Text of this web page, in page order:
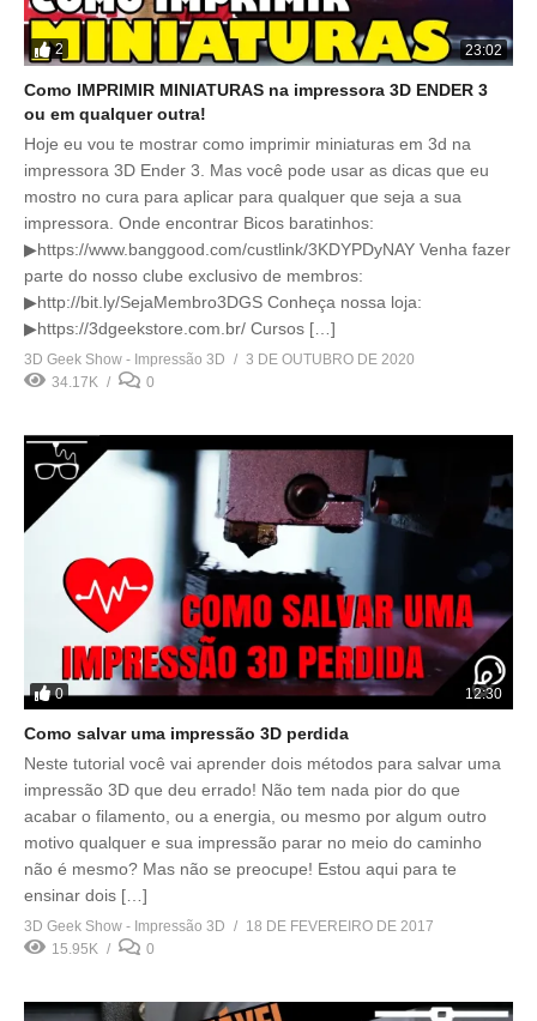
2 23:02
Como IMPRIMIR MINIATURAS na impressora 3D ENDER 3
ou em qualquer outra!
Hoje eu vou te mostrar como imprimir miniaturas em 3d na
impressora 3D Ender 3. Mas você pode usar as dicas que eu
mostro no cura para aplicar para qualquer que seja a sua
impressora. Onde encontrar Bicos baratinhos:
▶https://www.banggood.com/custlink/3KDYPDyNAY Venha fazer
parte do nosso clube exclusivo de membros:
▶http://bit.ly/SejaMembro3DGS Conheça nossa loja:
▶https://3dgeekstore.com.br/ Cursos […]
3D Geek Show - Impressão 3D
3 DE OUTUBRO DE 2020
34.17K
0
0 12:30
Como salvar uma impressão 3D perdida
Neste tutorial você vai aprender dois métodos para salvar uma
impressão 3D que deu errado! Não tem nada pior do que
acabar o filamento, ou a energia, ou mesmo por algum outro
motivo qualquer e sua impressão parar no meio do caminho
não é mesmo? Mas não se preocupe! Estou aqui para te
ensinar dois […]
3D Geek Show - Impressão 3D
18 DE FEVEREIRO DE 2017
15.95K
0